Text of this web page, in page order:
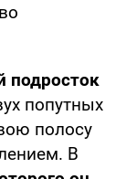
подросток
попутных
полосу
В